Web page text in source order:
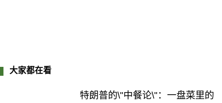
大家都在看
特朗普的\"中餐论\"：一盘菜里的